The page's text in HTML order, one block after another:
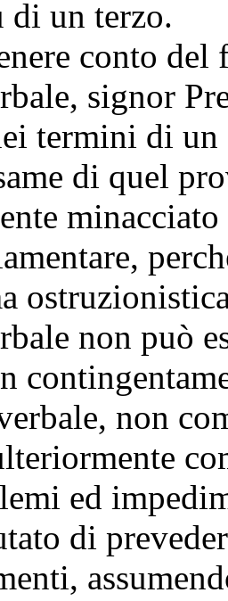
di un terzo.
conto
signor
termini di un
di quel
non può
non
ed
di